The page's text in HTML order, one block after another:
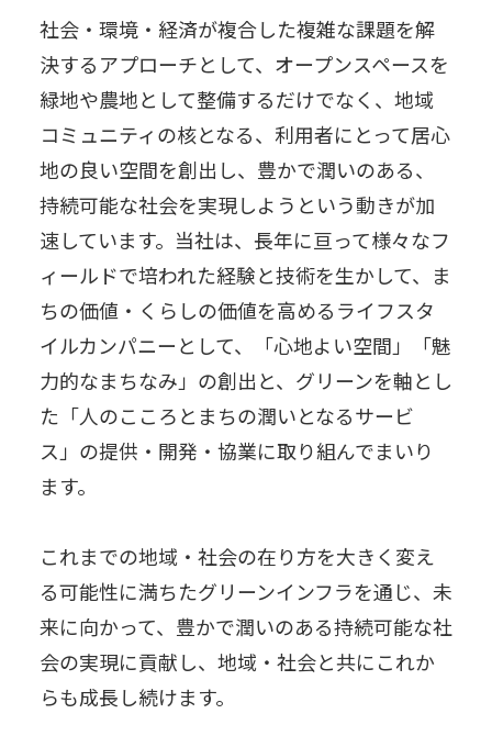
社会・環境・経済が複合した複雑な課題を解
決するアプローチとして、オープンスペースを
緑地や農地として整備するだけでなく、地域
コミュニティの核となる、利用者にとって居心
地の良い空間を創出し、豊かで潤いのある、
持続可能な社会を実現しようという動きが加
速しています。当社は、長年に亘って様々なフ
ィールドで培われた経験と技術を生かして、ま
ちの価値・くらしの価値を高めるライフスタ
イルカンパニーとして、「心地よい空間」「魅
力的なまちなみ」の創出と、グリーンを軸とし
た「人のこころとまちの潤いとなるサービ
ス」の提供・開発・協業に取り組んでまいり
ます。
これまでの地域・社会の在り方を大きく変え
る可能性に満ちたグリーンインフラを通じ、未
来に向かって、豊かで潤いのある持続可能な社
会の実現に貢献し、地域・社会と共にこれか
らも成長し続けます。